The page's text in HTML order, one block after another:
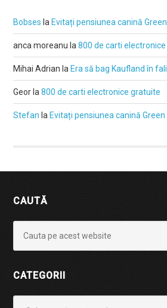
Bobses la Evitați pensiunea canină
anca moreanu la800 de carti
Mihai Adrian la Era să bag Kaufland în
Geor la800 de carti electronice gratuite
Stefan la Evitați pensiunea canină
CAUTĂ
CATEGORII